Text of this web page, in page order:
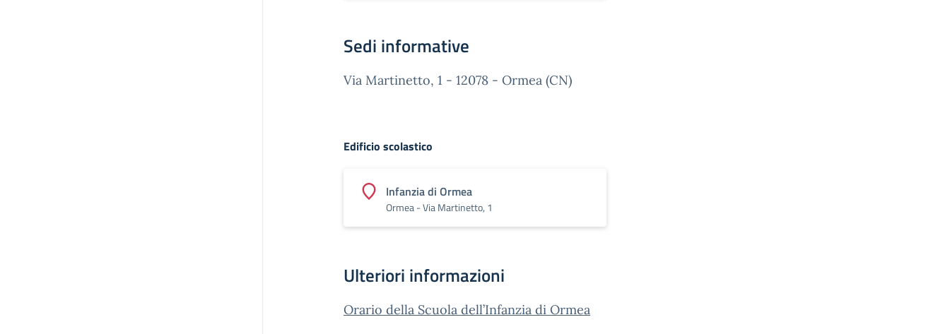
Sedi informative
Via Martinetto, 1 - 12078 - Ormea (CN)
Edificio scolastico
Infanzia di Ormea
Ormea - Via Martinetto, 1
Ulteriori informazioni
Orario della Scuola dell’Infanzia di Ormea